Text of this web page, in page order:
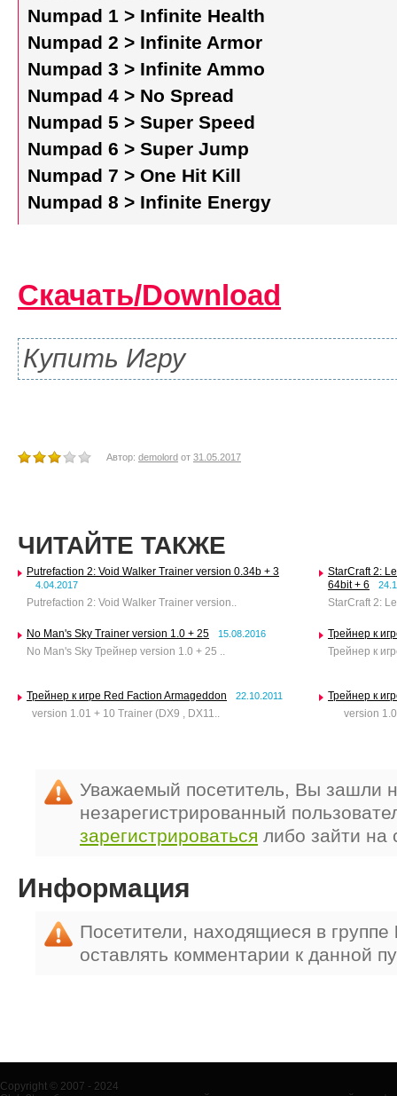
Numpad 1 > Infinite Health
Numpad 2 > Infinite Armor
Numpad 3 > Infinite Ammo
Numpad 4 > No Spread
Numpad 5 > Super Speed
Numpad 6 > Super Jump
Numpad 7 > One Hit Kill
Numpad 8 > Infinite Energy
Скачать/Download
Купить Игру
Автор: demolord от 31.05.2017
ЧИТАЙТЕ ТАКЖЕ
Putrefaction 2: Void Walker Trainer version 0.34b + 3
4.04.2017
Putrefaction 2: Void Walker Trainer version..
StarCraft 2:
64bit + 6
StarCraft 2:
No Man's Sky Trainer version 1.0 + 25 15.08.2016
No Man's Sky Трейнер version 1.0 + 25 ..
Трейнер к
Трейнер к
Трейнер к игре Red Faction Armageddon 22.10.2011
version 1.01 + 10 Trainer (DX9 , DX11..
Трейнер к
version 1.0
Уважаемый посетитель, Вы зашли
незарегистрированный
зарегистрироваться либо зайти на
Информация
Посетители, находящиеся в группе
оставлять комментарии к данной
Copyright © 2007 - 2024